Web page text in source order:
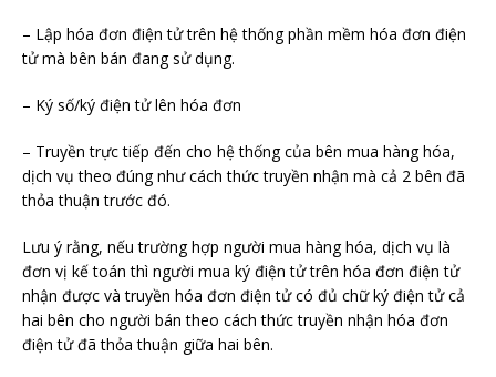
– Lập hóa đơn điện tử trên hệ thống phần mềm hóa đơn điện
tử mà bên bán đang sử dụng.
– Ký số/ký điện tử lên hóa đơn
– Truyền trực tiếp đến cho hệ thống của bên mua hàng hóa,
dịch vụ theo đúng như cách thức truyền nhận mà cả 2 bên đã
thỏa thuận trước đó.
Lưu ý rằng, nếu trường hợp người mua hàng hóa, dịch vụ là
đơn vị kế toán thì người mua ký điện tử trên hóa đơn điện tử
nhận được và truyền hóa đơn điện tử có đủ chữ ký điện tử cả
hai bên cho người bán theo cách thức truyền nhận hóa đơn
điện tử đã thỏa thuận giữa hai bên.